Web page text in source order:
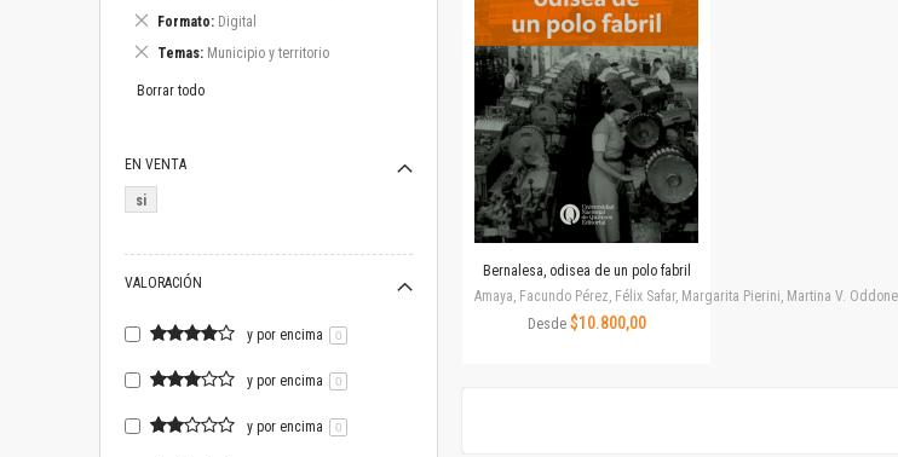
Revista de Ciencias Sociales. Segunda época
Fondo editorial
Biomedicina
Coediciones
Jornadas académicas
La ideología argentina
Libros de arte
Otros títulos
Intersecciones
Bernalesa, odisea de un polo fabril
Amaya, Facundo Pérez, Félix Safar, Margarita Pierini, Martina V.
Desde $10.800,00
artículo
Formato Digital
Eliminar
artículo
Temas Municipio y territorio
Eliminar
artículo
Borrar todo
EN VENTA
si
VALORACIÓN
y por encima 0
y por encima 0
y por encima 0